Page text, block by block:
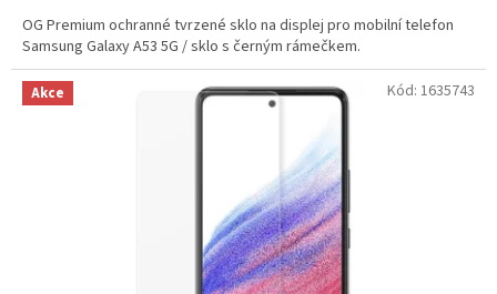
OG Premium ochranné tvrzené sklo na displej pro mobilní telefon
Samsung Galaxy A53 5G / sklo s černým rámečkem.
Akce Kód: 1635743